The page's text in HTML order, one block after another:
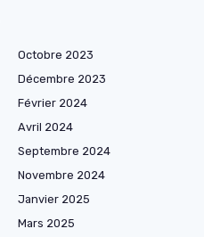
Octobre 2023
Décembre 2023
Février 2024
Avril 2024
Septembre 2024
Novembre 2024
Janvier 2025
Mars 2025